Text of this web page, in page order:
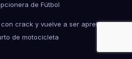
de Fútbol
crack y vuelve a ser aprehendido
de motocicleta